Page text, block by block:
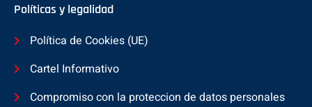
Políticas y legalidad
Política de Cookies (UE)
Cartel Informativo
Compromiso con la proteccion de datos personales